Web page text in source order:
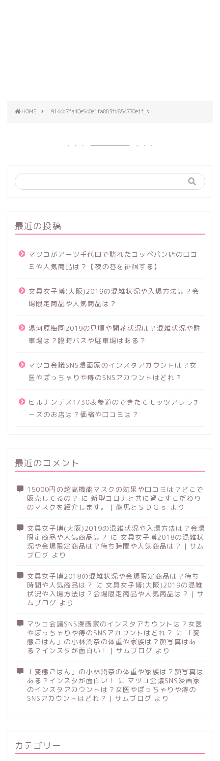
HOME 9144d7fa10e540e1fa883fd854770e1f_s
最近の投稿
マツコがアーツ千代田で訪れたコッペパン店の口コ
ミや人気商品は？【夜の巷を徘徊する】
文具女子博(大阪)2019の混雑状況や入場方法は？会
場限定商品や人気商品は？
湯河原梅園2019の見頃や開花状況は？混雑状況や駐
車場は？臨時バスや駐車場はある？
マツコ会議SNS漫画家のインスタアカウントは？女
医やぽっちゃりや痔のSNSアカウントはどれ？
ヒルナンデス1/30表参道のできたてモッツアレラチ
ーズのお店は？価格や口コミは？
最近のコメント
15000円の超高機能マスクの効果や口コミは？どこで
販売してるの？ に 新型コロナと共に過ごすこだわり
のマスクを紹介します。 | 龍馬とＳＤＧｓ
より
文具女子博(大阪)2019の混雑状況や入場方法は？会場
限定商品や人気商品は？ に 文具女子博2018の混雑状
況や会場限定商品は？待ち時間や人気商品は？ | サム
ブログ より
文具女子博2018の混雑状況や会場限定商品は？待ち
時間や人気商品は？ に 文具女子博(大阪)2019の混雑
状況や入場方法は？会場限定商品や人気商品は？ | サ
ムブログ より
マツコ会議SNS漫画家のインスタアカウントは？女医
やぽっちゃりや痔のSNSアカウントはどれ？ に
「変
態ごはん」の小林潤奈の体重や家族は？顔写真はあ
る？インスタが面白い！ | サムブログ より
「変態ごはん」の小林潤奈の体重や家族は？顔写真は
ある？インスタが面白い！
に マツコ会議SNS漫画家
のインスタアカウントは？女医やぽっちゃりや痔の
SNSアカウントはどれ？ | サムブログ より
カテゴリー